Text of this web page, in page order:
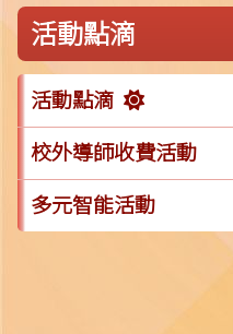
活動點滴
活動點滴
校外導師收費活動
多元智能活動